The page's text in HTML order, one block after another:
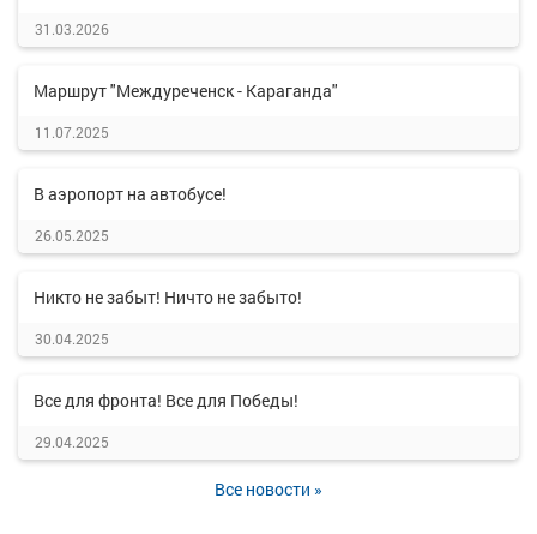
31.03.2026
Маршрут "Междуреченск - Караганда"
11.07.2025
В аэропорт на автобусе!
26.05.2025
Никто не забыт! Ничто не забыто!
30.04.2025
Все для фронта! Все для Победы!
29.04.2025
Все новости »